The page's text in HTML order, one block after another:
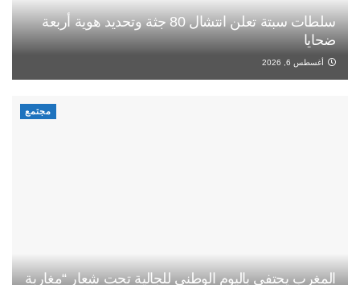
سلطات سبتة تعلن انتشال 80 جثة وتحديد هوية أربعة
ضحايا
أغسطس 6, 2026
مجتمع
المغرب يحتفي باليوم الوطني للجالية تحت شعار “مغاربة